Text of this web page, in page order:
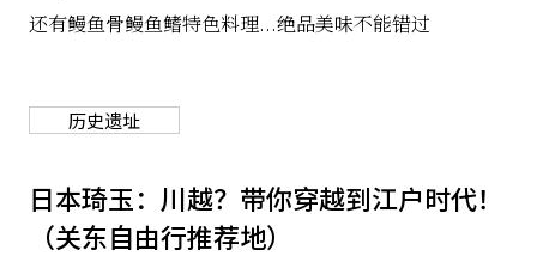
还有鳗鱼骨鳗鱼鳍特色料理...绝品美味不能错过
历史遗址
日本琦玉：川越？带你穿越到江户时代！
（关东自由行推荐地）